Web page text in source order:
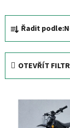
Ř
a
z
Řadit podle:
OTEVŘÍT FILTR